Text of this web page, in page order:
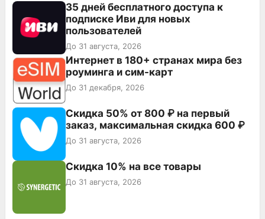
35 дней бесплатного доступа к
подписке Иви для новых
пользователей
До 31 августа, 2026
Интернет в 180+ странах мира без
роуминга и сим-карт
До 31 декабря, 2026
Скидка 50% от 800 ₽ на первый
заказ, максимальная скидка 600 ₽
До 31 августа, 2026
Скидка 10% на все товары
До 31 августа, 2026